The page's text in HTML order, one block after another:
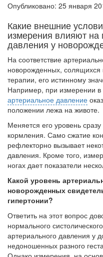
встрече с журналистами
Местная анестезия
Закон о праве родителей
реанимации внесен в
Опубликовано: 25 января
Какие внешние
измерения влияют на
давления у
На соответствие
новорожденных, солящихся
терапии, его истинному
Например, при измерении
артериальное давление
положении лежа на животе.
Меняется его уровень
кормления. Само сжатие
рефлекторно вызывает
давления. Кроме того,
ногах дает показатели
Какой уровень
новорожденных
гипертонии?
Ответить на этот вопрос
нормального
артериального давления у
недоношенных разного